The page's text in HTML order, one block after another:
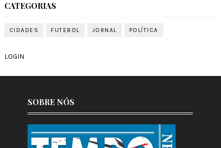
CATEGORIAS
CIDADES FUTEBOL JORNAL POLÍTICA
LOGIN
SOBRE NÓS